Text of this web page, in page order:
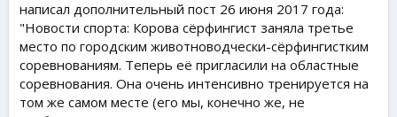
написал дополнительный пост 26 июня 2017 года:
"Новости спорта: Корова сёрфингист заняла третье
место по городским животноводчески-сёрфингистким
соревнованиям. Теперь её пригласили на областные
соревнования. Она очень интенсивно тренируется на
том же самом месте (его мы, конечно же, не